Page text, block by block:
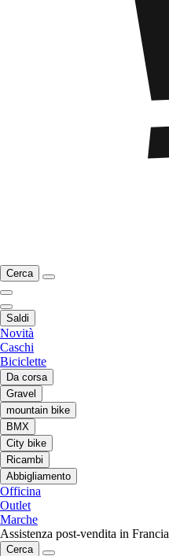
Cerca
Saldi
Novità
Caschi
Biciclette
Da corsa
Gravel
mountain bike
BMX
City bike
Ricambi
Abbigliamento
Officina
Outlet
Marche
Assistenza post-vendita in Francia
Cerca